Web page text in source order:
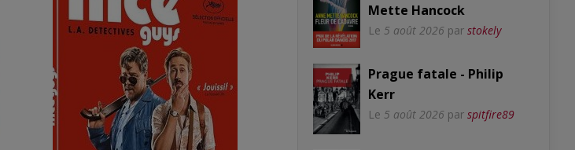
Mette Hancock
Le 5 août 2026 par stokely
Prague fatale - Philip
Kerr
Le 5 août 2026 par spitfire89